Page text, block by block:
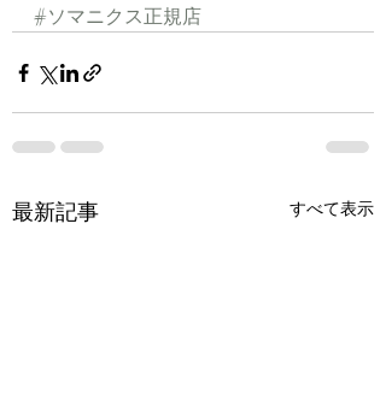
#ソマニクス正規店
最新記事 すべて表示